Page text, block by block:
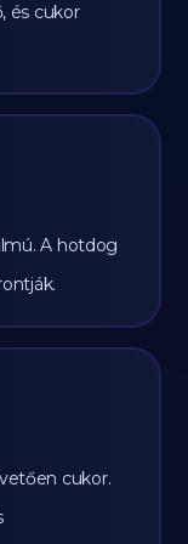
és cukor
A hotdog
cukor.